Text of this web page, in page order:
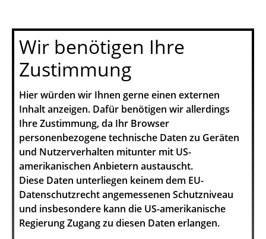
Wir benötigen Ihre
Zustimmung
Hier würden wir Ihnen gerne einen externen
Inhalt anzeigen. Dafür benötigen wir allerdings
Ihre Zustimmung, da Ihr Browser
personenbezogene technische Daten zu Geräten
und Nutzerverhalten mitunter mit US-
amerikanischen Anbietern austauscht.
Diese Daten unterliegen keinem dem EU-
Datenschutzrecht angemessenen Schutzniveau
und insbesondere kann die US-amerikanische
Regierung Zugang zu diesen Daten erlangen.